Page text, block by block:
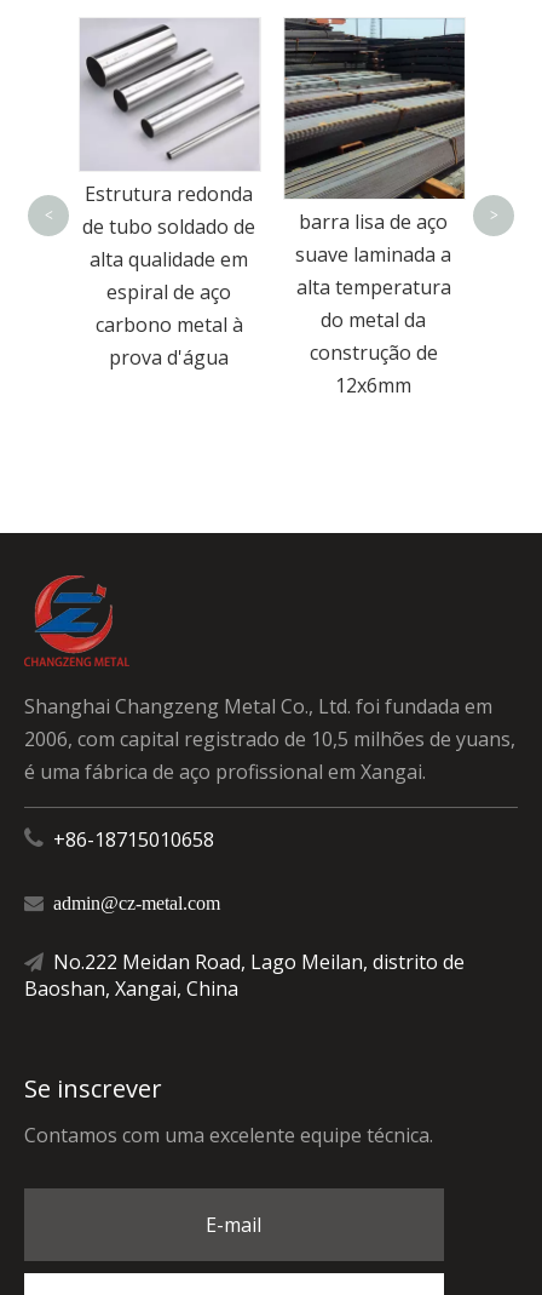
de
Estrutura redonda
de tubo soldado de
alta qualidade em
espiral de aço
carbono metal à
prova d'água
barra lisa de aço
suave laminada a
alta temperatura
do metal da
construção de
12x6mm
< >
Shanghai Changzeng Metal Co., Ltd. foi fundada em
2006, com capital registrado de 10,5 milhões de yuans,
é uma fábrica de aço profissional em Xangai.
 +86-18715010658
 admin@cz-metal.com
 No.222 Meidan Road, Lago Meilan, distrito de
Baoshan, Xangai, China
Se inscrever
Contamos com uma excelente equipe técnica.
E-mail